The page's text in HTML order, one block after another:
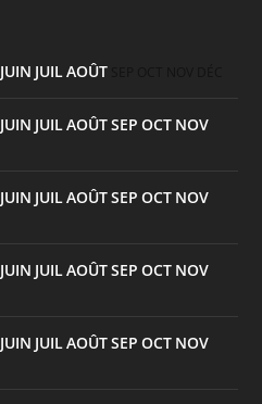
JUIN JUILAOÛT
JUIN JUILAOÛTSEP OCT NOV
JUIN JUILAOÛTSEP OCT NOV
JUIN JUILAOÛTSEP OCT NOV
JUIN JUILAOÛTSEP OCT NOV